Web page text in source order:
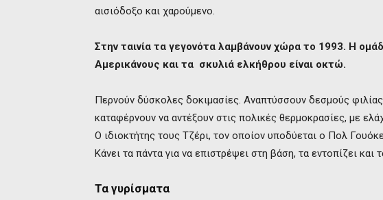
αισιόδοξο και χαρούμενο.
Στην ταινία τα γεγονότα λαμβάνουν χώρα το 1993. Η
Αμερικάνους και τα σκυλιά ελκήθρου είναι οκτώ.
Περνούν δύσκολες δοκιμασίες. Αναπτύσσουν δεσμούς
καταφέρνουν να αντέξουν στις πολικές θερμοκρασίες, με
Ο ιδιοκτήτης τους Τζέρι, τον οποίον υποδύεται ο Πολ
Κάνει τα πάντα για να επιστρέψει στη βάση, τα εντοπίζει και
Τα γυρίσματα